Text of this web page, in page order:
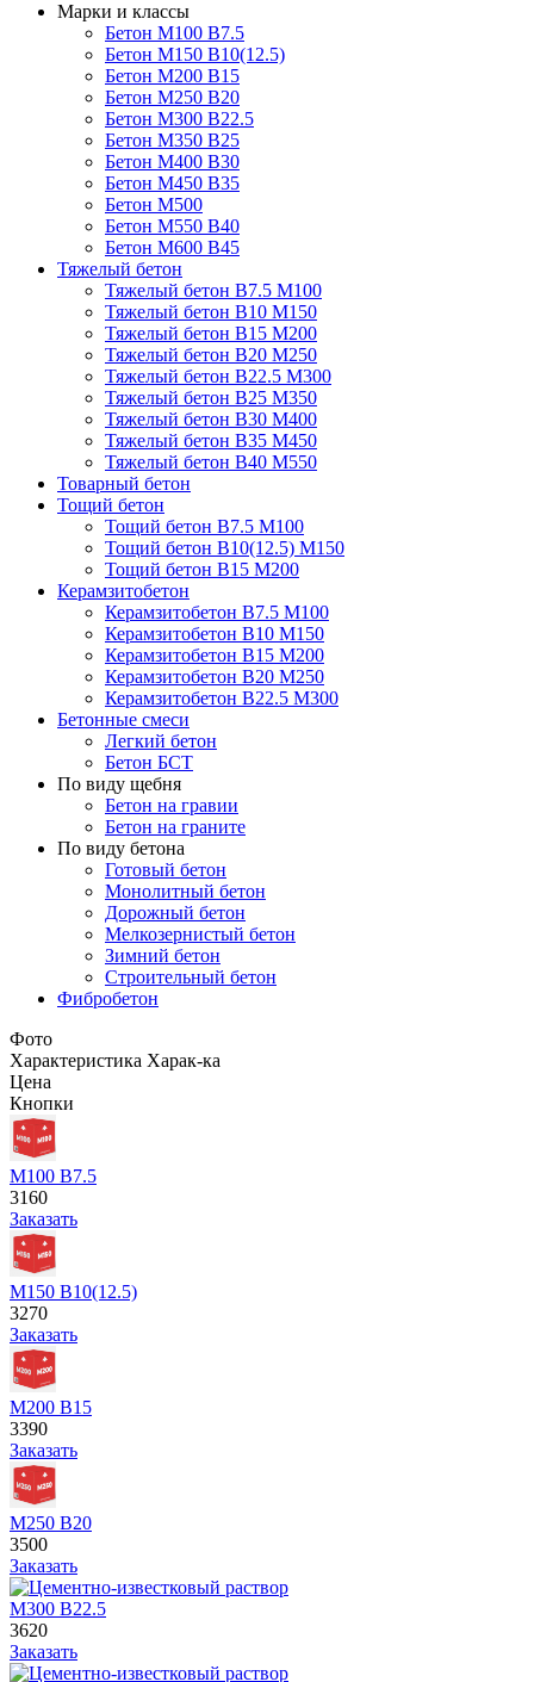
Марки и классы
Бетон М100 В7.5
Бетон М150 В10(12.5)
Бетон М200 В15
Бетон М250 В20
Бетон М300 В22.5
Бетон М350 В25
Бетон М400 В30
Бетон М450 В35
Бетон М500
Бетон М550 В40
Бетон М600 В45
Тяжелый бетон
Тяжелый бетон В7.5 М100
Тяжелый бетон В10 М150
Тяжелый бетон В15 М200
Тяжелый бетон В20 М250
Тяжелый бетон В22.5 М300
Тяжелый бетон В25 М350
Тяжелый бетон В30 М400
Тяжелый бетон В35 М450
Тяжелый бетон В40 М550
Товарный бетон
Тощий бетон
Тощий бетон В7.5 М100
Тощий бетон В10(12.5) М150
Тощий бетон В15 М200
Керамзитобетон
Керамзитобетон В7.5 М100
Керамзитобетон В10 М150
Керамзитобетон В15 М200
Керамзитобетон В20 М250
Керамзитобетон В22.5 М300
Бетонные смеси
Легкий бетон
Бетон БСТ
По виду щебня
Бетон на гравии
Бетон на граните
По виду бетона
Готовый бетон
Монолитный бетон
Дорожный бетон
Мелкозернистый бетон
Зимний бетон
Строительный бетон
Фибробетон
Фото
Характеристика Харак-ка
Цена
Кнопки
М100 В7.5
3160
Заказать
М150 В10(12.5)
3270
Заказать
М200 В15
3390
Заказать
М250 В20
3500
Заказать
М300 В22.5
3620
Заказать